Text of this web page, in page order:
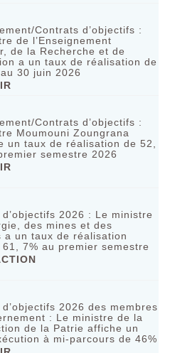
Contrats d’objectifs :
de l’Enseignement
de la Recherche et de
a un taux de réalisation de
30 juin 2026
Contrats d’objectifs :
Moumouni Zoungrana
un taux de réalisation de 52,
semestre 2026
2026 : Le ministre
des mines et des
a un taux de réalisation
7% au premier semestre
2026 des membres
: Le ministre de la
de la Patrie affiche un
à mi-parcours de 46%